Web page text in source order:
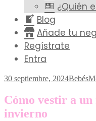
¿Quién
Blog
Añade tu
Regístrate
Entra
30 septiembre, 2024Bebés
Cómo vestir a
invierno